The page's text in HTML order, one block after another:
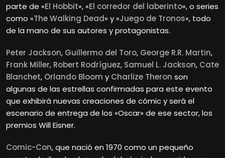
parte de «El Hobbit«, «El corredor del laberinto«, o series
como «The Walking Dead» y «Juego de Tronos«, todo
de la mano de sus autores y protagonistas.
Peter Jackson, Guillermo del Toro, George R.R. Martin,
Frank Miller, Robert Rodríguez, Samuel L. Jackson, Cate
Blanchet, Orlando Bloom y Charlize Theron son
algunas de las estrellas confirmadas para este evento
que exhibirá nuevas creaciones de cómic y será el
escenario de entrega de los «Oscar» de ese sector, los
premios Will Eisner.
Comic-Con, que nació en 1970 como un pequeño